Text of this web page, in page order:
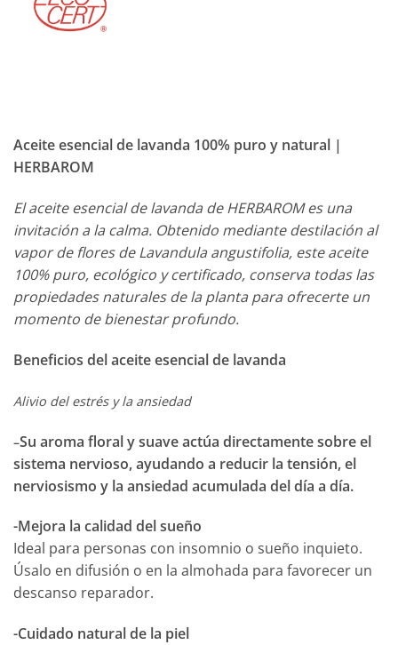
Aceite esencial de lavanda 100% puro y natural |
HERBAROM
El aceite esencial de lavanda de HERBAROM es una
invitación a la calma. Obtenido mediante destilación al
vapor de flores de Lavandula angustifolia, este aceite
100% puro, ecológico y certificado, conserva todas las
propiedades naturales de la planta para ofrecerte un
momento de bienestar profundo.
Beneficios del aceite esencial de lavanda
Alivio del estrés y la ansiedad
–Su aroma floral y suave actúa directamente sobre el
sistema nervioso, ayudando a reducir la tensión, el
nerviosismo y la ansiedad acumulada del día a día.
-Mejora la calidad del sueño
Ideal para personas con insomnio o sueño inquieto.
Úsalo en difusión o en la almohada para favorecer un
descanso reparador.
-Cuidado natural de la piel